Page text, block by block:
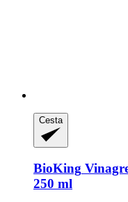
Cesta
BioKing
250 ml